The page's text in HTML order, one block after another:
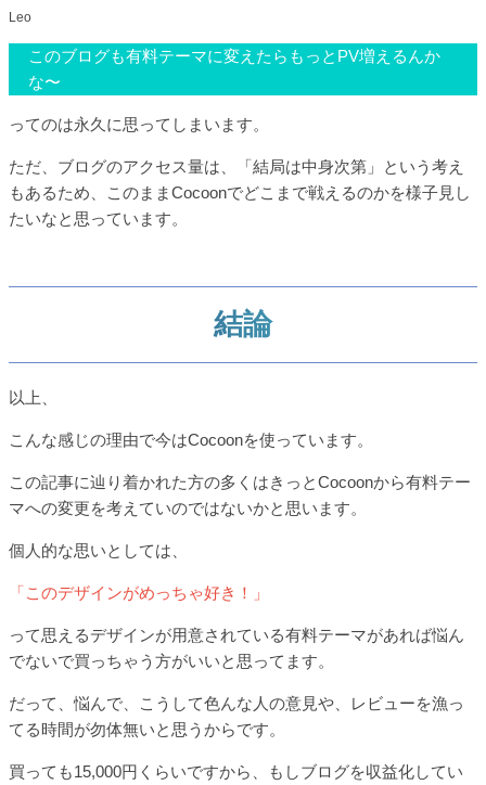
このブログも有料テーマに変えたらもっとPV増えるんか
な〜
ってのは永久に思ってしまいます。
ただ、ブログのアクセス量は、「結局は中身次第」という考え
もあるため、このままCocoonでどこまで戦えるのかを様子見し
たいなと思っています。
結論
以上、
こんな感じの理由で今はCocoonを使っています。
この記事に辿り着かれた方の多くはきっとCocoonから有料テー
マへの変更を考えていのではないかと思います。
個人的な思いとしては、
「このデザインがめっちゃ好き！」
って思えるデザインが用意されている有料テーマがあれば悩ん
でないで買っちゃう方がいいと思ってます。
だって、悩んで、こうして色んな人の意見や、レビューを漁っ
てる時間が勿体無いと思うからです。
買っても15,000円くらいですから、もしブログを収益化してい